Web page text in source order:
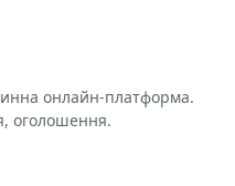
онлайн-платформа.
оголошення.